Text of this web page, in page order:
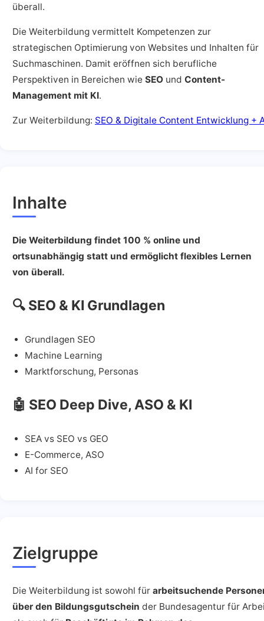
überall.
Die Weiterbildung vermittelt Kompetenzen zur
strategischen Optimierung von Websites und Inhalten für
Suchmaschinen. Damit eröffnen sich berufliche
Perspektiven in Bereichen wie SEO und Content-
Management mit KI.
Zur Weiterbildung: SEO & Digitale Content Entwicklung +
Inhalte
Die Weiterbildung findet 100 % online und
ortsunabhängig statt und ermöglicht flexibles Lernen
von überall.
🔍 SEO & KI Grundlagen
Grundlagen SEO
Machine Learning
Marktforschung, Personas
🤖 SEO Deep Dive, ASO & KI
SEA vs SEO vs GEO
E-Commerce, ASO
AI for SEO
Zielgruppe
Die Weiterbildung ist sowohl für arbeitsuchende
über den Bildungsgutschein der Bundesagentur für